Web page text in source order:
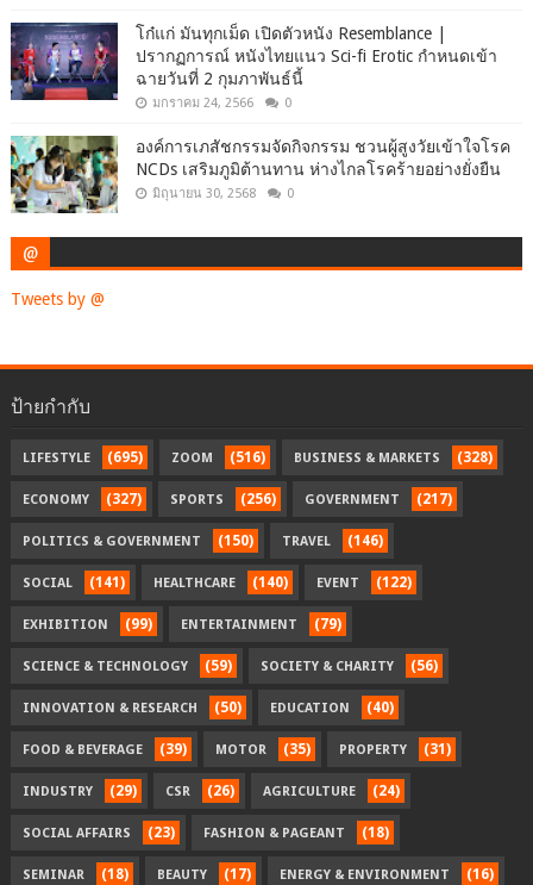
โก๋แก่ มันทุกเม็ด เปิดตัวหนัง Resemblance |
ปรากฏการณ์ หนังไทยแนว Sci-fi Erotic กำหนดเข้า
ฉายวันที่ 2 กุมภาพันธ์นี้
มกราคม 24, 2566 0
องค์การเภสัชกรรมจัดกิจกรรม ชวนผู้สูงวัยเข้าใจโรค
NCDs เสริมภูมิต้านทาน ห่างไกลโรคร้ายอย่างยั่งยืน
มิถุนายน 30, 2568 0
@
Tweets by @
ป้ายกำกับ
LIFESTYLE (695) ZOOM (516) BUSINESS & MARKETS (328)
ECONOMY (327) SPORTS (256) GOVERNMENT (217)
POLITICS & GOVERNMENT (150) TRAVEL (146)
SOCIAL (141) HEALTHCARE (140) EVENT (122)
EXHIBITION (99) ENTERTAINMENT (79)
SCIENCE & TECHNOLOGY (59) SOCIETY & CHARITY (56)
INNOVATION & RESEARCH (50) EDUCATION (40)
FOOD & BEVERAGE (39) MOTOR (35) PROPERTY (31)
INDUSTRY (29) CSR (26) AGRICULTURE (24)
SOCIAL AFFAIRS (23) FASHION & PAGEANT (18)
SEMINAR (18) BEAUTY (17) ENERGY & ENVIRONMENT (16)